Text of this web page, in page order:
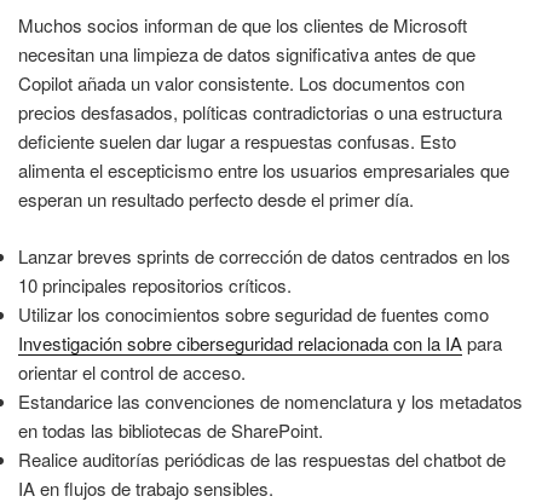
Muchos socios informan de que los clientes de Microsoft
necesitan una limpieza de datos significativa antes de que
Copilot añada un valor consistente. Los documentos con
precios desfasados, políticas contradictorias o una estructura
deficiente suelen dar lugar a respuestas confusas. Esto
alimenta el escepticismo entre los usuarios empresariales que
esperan un resultado perfecto desde el primer día.
Lanzar breves sprints de corrección de datos centrados en los
10 principales repositorios críticos.
Utilizar los conocimientos sobre seguridad de fuentes como
Investigación sobre ciberseguridad relacionada con la IApara
orientar el control de acceso.
Estandarice las convenciones de nomenclatura y los metadatos
en todas las bibliotecas de SharePoint.
Realice auditorías periódicas de las respuestas del chatbot de
IA en flujos de trabajo sensibles.